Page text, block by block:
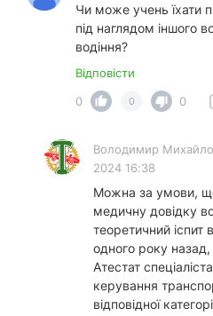
Чи може учень їхати
під наглядом іншого
водіння?
Відповісти
0
0 0
Володимир
2024 16:38
Можна за умови,
медичну довідку
теоретичний
одного року
Атестат
керування
відповідної